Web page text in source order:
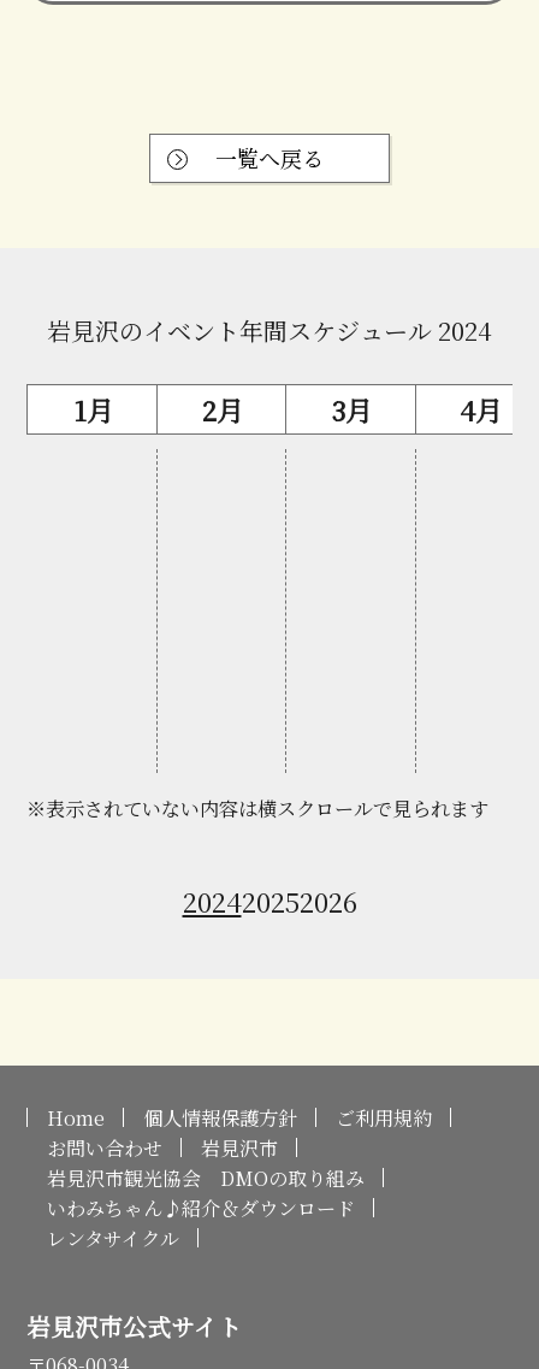
一覧へ戻る
岩見沢のイベント年間スケジュール 2024
1月 2月 3月 4月
※表示されていない内容は横スクロールで見られます
202420252026
Home 個人情報保護方針
ご利用規約
お問い合わせ
岩見沢市
岩見沢市観光協会 DMOの取り組み
いわみちゃん♪紹介＆ダウンロード
レンタサイクル
岩見沢市公式サイト